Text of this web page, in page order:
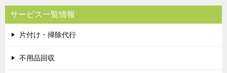
サービス一覧情報
片付け・掃除代行
不用品回収